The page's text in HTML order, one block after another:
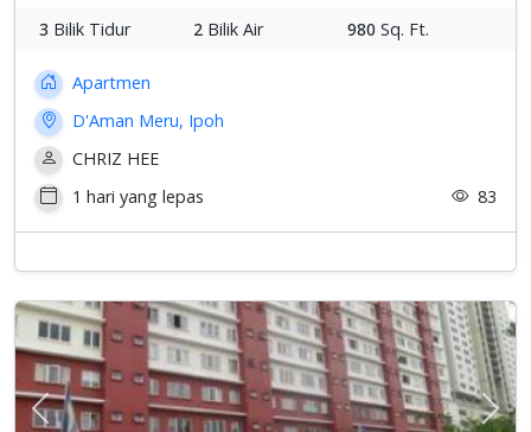
3 Bilik Tidur 2 Bilik Air 980 Sq. Ft.
Apartmen
D'Aman Meru, Ipoh
CHRIZ HEE
1 hari yang lepas
83
Previous